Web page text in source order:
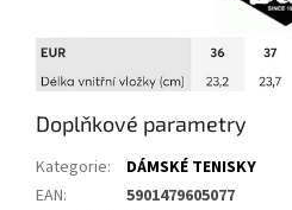
Doplňkové parametry
Kategorie:
DÁMSKÉ TENISKY
EAN:
5901479605077